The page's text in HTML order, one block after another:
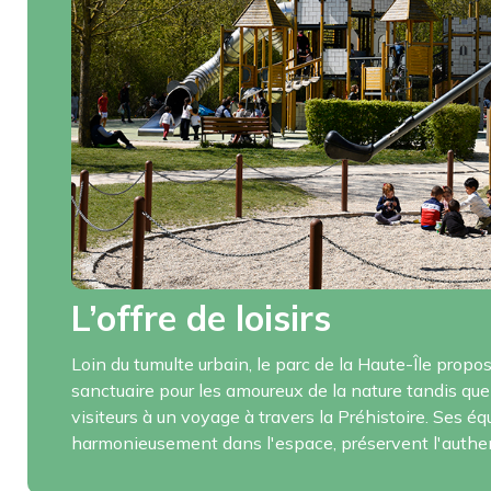
L’offre de loisirs
Loin du tumulte urbain, le parc de la Haute-Île
sanctuaire pour les amoureux de la nature tandis
visiteurs à un voyage à travers la Préhistoire. Ses
harmonieusement dans l'espace, préservent